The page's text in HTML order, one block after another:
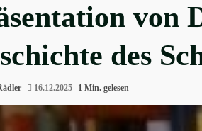
von
des
16.12.2025 1 Min. gelesen